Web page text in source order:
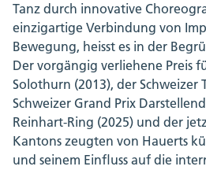
Tanz durch innovative
einzigartige Verbindung von
Bewegung, heisst es in der
Der vorgängig verliehene Preis
Solothurn (2013), der Schweizer
Schweizer Grand Prix
Reinhart-Ring (2025) und der
Kantons zeugten von Hauerts
und seinem Einfluss auf die